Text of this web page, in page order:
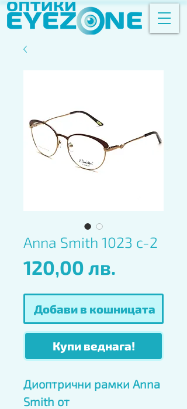
Anna Smith 1023 c-2
120,00 лв.
Добави в кошницата
Купи веднага!
Диоптрични рамки Anna
Smith от